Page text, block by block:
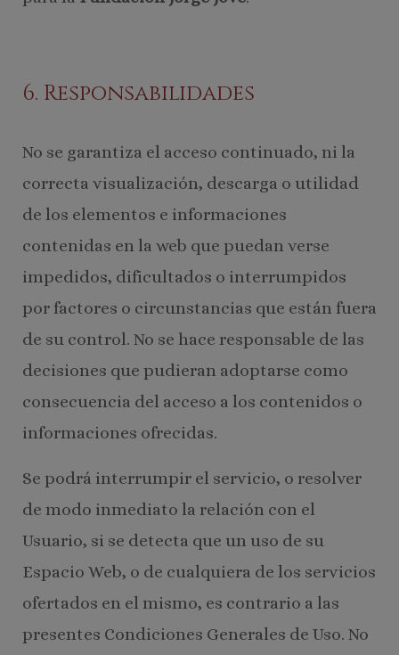
6. Responsabilidades
No se garantiza el acceso continuado, ni la
correcta visualización, descarga o utilidad
de los elementos e informaciones
contenidas en la web que puedan verse
impedidos, dificultados o interrumpidos
por factores o circunstancias que están fuera
de su control. No se hace responsable de las
decisiones que pudieran adoptarse como
consecuencia del acceso a los contenidos o
informaciones ofrecidas.
Se podrá interrumpir el servicio, o resolver
de modo inmediato la relación con el
Usuario, si se detecta que un uso de su
Espacio Web, o de cualquiera de los servicios
ofertados en el mismo, es contrario a las
presentes Condiciones Generales de Uso. No